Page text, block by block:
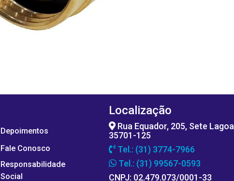
Depoimentos
Fale Conosco
Responsabilidade
Social
Localização
Rua Equador, 205, Sete
35701-125
Tel.: (31) 3774-7966
Tel.: (31) 99567-0593
CNPJ: 02.479.073/0001-33